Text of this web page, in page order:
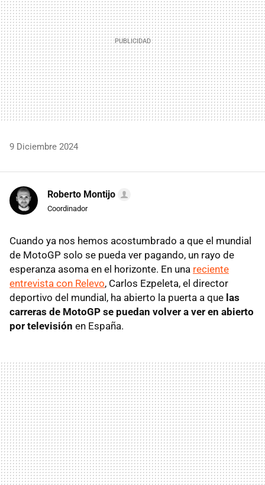
9 Diciembre 2024
Roberto Montijo
Coordinador
Cuando ya nos hemos acostumbrado a que el mundial
de MotoGP solo se pueda ver pagando, un rayo de
esperanza asoma en el horizonte. En una reciente
entrevista con Relevo, Carlos Ezpeleta, el director
deportivo del mundial, ha abierto la puerta a que las
carreras de MotoGP se puedan volver a ver en abierto
por televisión en España.